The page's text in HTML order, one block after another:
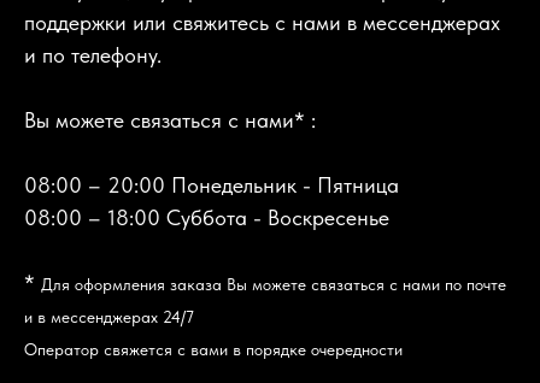
поддержки или свяжитесь с нами в мессенджерах
и по телефону.
Вы можете связаться с нами* :
08:00 – 20:00 Понедельник - Пятница
08:00 – 18:00 Суббота - Воскресенье
* Для оформления заказа Вы можете связаться с нами по почте
и в мессенджерах 24/7
Оператор свяжется с вами в порядке очередности